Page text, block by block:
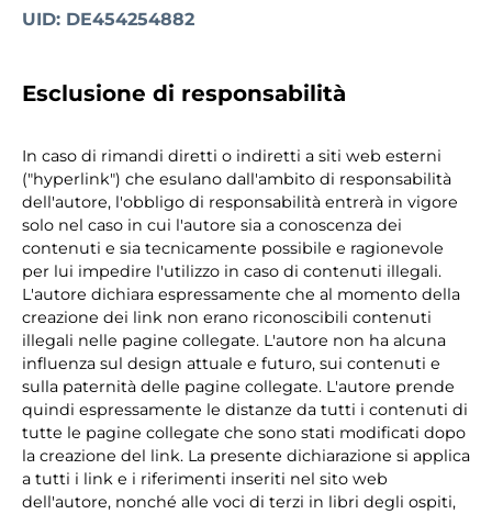
UID: DE454254882
Esclusione di responsabilità
In caso di rimandi diretti o indiretti a siti web esterni
("hyperlink") che esulano dall'ambito di responsabilità
dell'autore, l'obbligo di responsabilità entrerà in vigore
solo nel caso in cui l'autore sia a conoscenza dei
contenuti e sia tecnicamente possibile e ragionevole
per lui impedire l'utilizzo in caso di contenuti illegali.
L'autore dichiara espressamente che al momento della
creazione dei link non erano riconoscibili contenuti
illegali nelle pagine collegate. L'autore non ha alcuna
influenza sul design attuale e futuro, sui contenuti e
sulla paternità delle pagine collegate. L'autore prende
quindi espressamente le distanze da tutti i contenuti di
tutte le pagine collegate che sono stati modificati dopo
la creazione del link. La presente dichiarazione si applica
a tutti i link e i riferimenti inseriti nel sito web
dell'autore, nonché alle voci di terzi in libri degli ospiti,